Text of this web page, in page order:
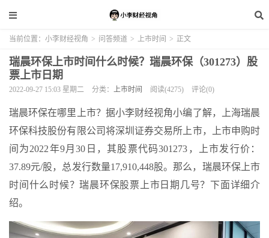
当前位置： 小李财经视角 > 问答频道 > 上市时间 > 正文
瑞晨环保上市时间什么时候？瑞晨环保（301273）股
票上市日期
2022-09-27 15:03 星期二 分类： 上市时间 阅读(4275) 评论(0)
瑞晨环保在哪里上市？据小李财经视角小编了解，上海瑞晨
环保科技股份有限公司将深圳证券交易所上市，上市申购时
间为2022年9月30日，其股票代码301273，上市发行价：
37.89元/股，总发行数量17,910,448股。那么，瑞晨环保上市
时间什么时候？瑞晨环保股票上市日期几号？下面详细介
绍。